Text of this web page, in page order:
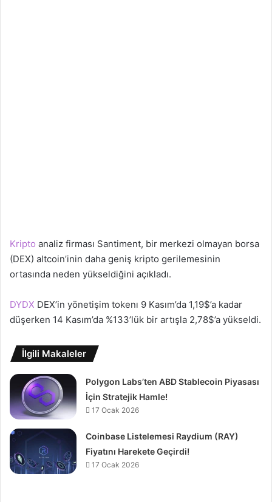
Kripto analiz firması Santiment, bir merkezi olmayan borsa
(DEX) altcoin’inin daha geniş kripto gerilemesinin
ortasında neden yükseldiğini açıkladı.
DYDX DEX’in yönetişim tokenı 9 Kasım’da 1,19$’a kadar
düşerken 14 Kasım’da %133’lük bir artışla 2,78$’a yükseldi.
İlgili Makaleler
Polygon Labs’ten ABD Stablecoin Piyasası
İçin Stratejik Hamle!
17 Ocak 2026
Coinbase Listelemesi Raydium (RAY)
Fiyatını Harekete Geçirdi!
17 Ocak 2026